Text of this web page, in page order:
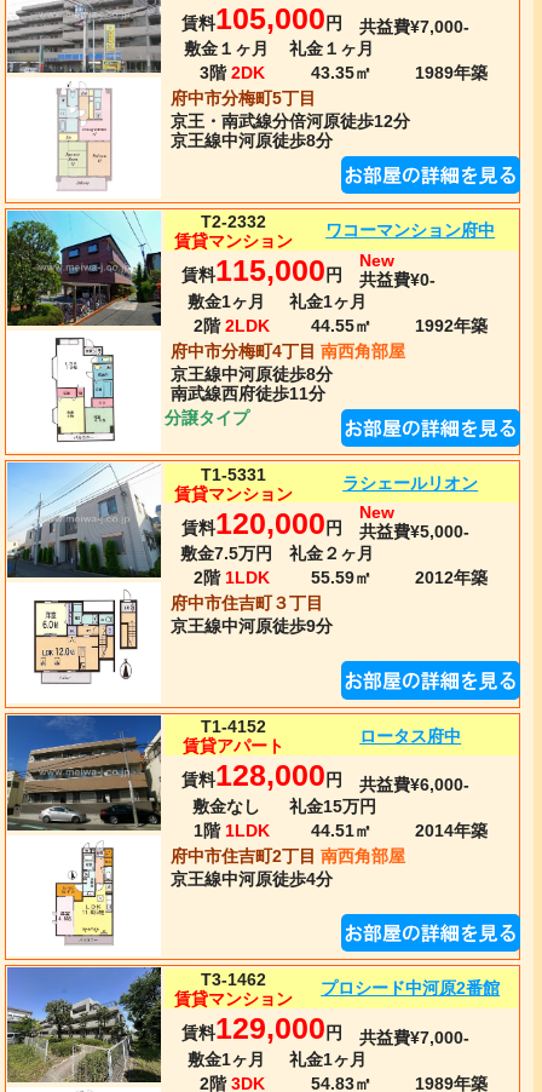
賃料105,000 円
共益費¥7,000-
敷金１ヶ月
礼金１ヶ月
3階 2DK 43.35㎡ 1989年築
府中市分梅町5丁目
京王・南武線分倍河原徒歩12分
京王線中河原徒歩8分
T2-2332
賃貸マンション
ワコーマンション府中
賃料115,000 円
New
共益費¥0-
敷金1ヶ月
礼金1ヶ月
2階 2LDK 44.55㎡ 1992年築
府中市分梅町4丁目 南西角部屋
京王線中河原徒歩8分
南武線西府徒歩11分
分譲タイプ
T1-5331
賃貸マンション
ラシェールリオン
賃料120,000 円
New
共益費¥5,000-
敷金7.5万円
礼金２ヶ月
2階 1LDK 55.59㎡ 2012年築
府中市住吉町３丁目
京王線中河原徒歩9分
T1-4152
賃貸アパート
ロータス府中
賃料128,000 円
共益費¥6,000-
敷金なし
礼金15万円
1階 1LDK 44.51㎡ 2014年築
府中市住吉町2丁目 南西角部屋
京王線中河原徒歩4分
T3-1462
賃貸マンション
プロシード中河原2番館
賃料129,000 円
共益費¥7,000-
敷金1ヶ月
礼金1ヶ月
2階 3DK 54.83㎡ 1989年築